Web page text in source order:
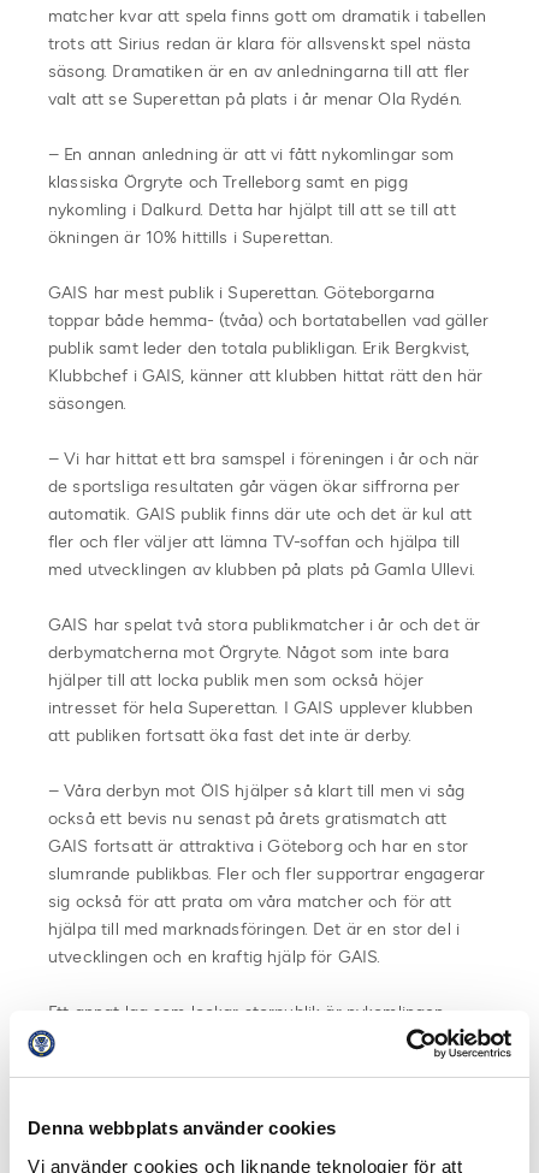
Denna webbplats använder cookies
Vi använder cookies och liknande teknologier för att
matcher kvar att spela finns gott om dramatik i tabellen
trots att Sirius redan är klara för allsvenskt spel nästa
säsong. Dramatiken är en av anledningarna till att fler
valt att se Superettan på plats i år menar Ola Rydén.
– En annan anledning är att vi fått nykomlingar som
klassiska Örgryte och Trelleborg samt en pigg
nykomling i Dalkurd. Detta har hjälpt till att se till att
ökningen är 10% hittills i Superettan.
GAIS har mest publik i Superettan. Göteborgarna
toppar både hemma- (tvåa) och bortatabellen vad gäller
publik samt leder den totala publikligan. Erik Bergkvist,
Klubbchef i GAIS, känner att klubben hittat rätt den här
säsongen.
– Vi har hittat ett bra samspel i föreningen i år och när
de sportsliga resultaten går vägen ökar siffrorna per
automatik. GAIS publik finns där ute och det är kul att
fler och fler väljer att lämna TV-soffan och hjälpa till
med utvecklingen av klubben på plats på Gamla Ullevi.
GAIS har spelat två stora publikmatcher i år och det är
derbymatcherna mot Örgryte. Något som inte bara
hjälper till att locka publik men som också höjer
intresset för hela Superettan. I GAIS upplever klubben
att publiken fortsatt öka fast det inte är derby.
– Våra derbyn mot ÖIS hjälper så klart till men vi såg
också ett bevis nu senast på årets gratismatch att
GAIS fortsatt är attraktiva i Göteborg och har en stor
slumrande publikbas. Fler och fler supportrar engagerar
sig också för att prata om våra matcher och för att
hjälpa till med marknadsföringen. Det är en stor del i
utvecklingen och en kraftig hjälp för GAIS.
Ett annat lag som lockar storpublik är nykomlingen
Dalkurd. Hos dalkarlarna är situationen så att laget